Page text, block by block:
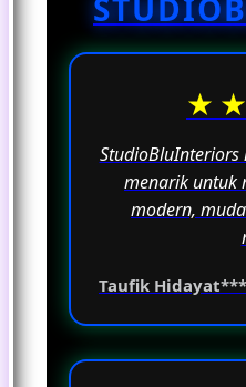
fungsinya
menarik untuk
modern,
Taufik Hidayat***